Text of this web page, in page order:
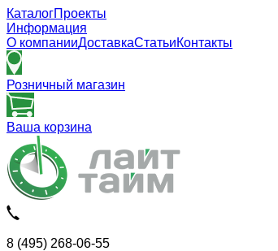
КаталогПроекты
Информация
О компанииДоставкаСтатьиКонтакты
Розничный магазин
Ваша корзина
8 (495) 268-06-55